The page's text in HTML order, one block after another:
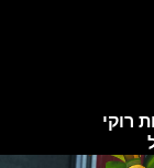
רוקי